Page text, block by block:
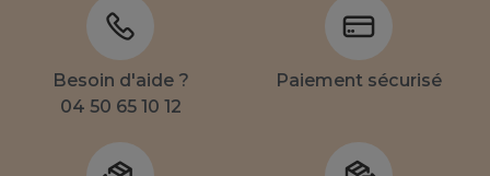
Besoin d'aide ?
04 50 65 10 12
Paiement sécurisé